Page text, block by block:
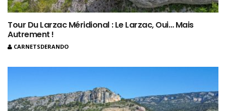
Tour Du Larzac Méridional : Le Larzac, Oui… Mais
Autrement !
CARNETSDERANDO